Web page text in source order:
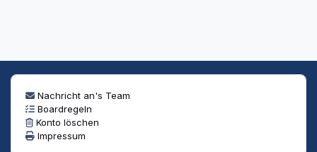
Nachricht an's Team
Boardregeln
Konto löschen
Impressum